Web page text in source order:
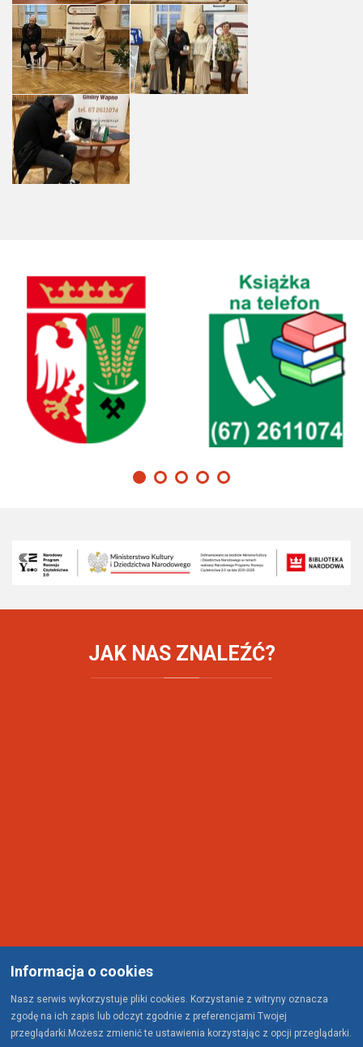
Informacja o cookies
Nasz serwis wykorzystuje pliki cookies. Korzystanie z witryny oznacza
zgodę na ich zapis lub odczyt zgodnie z preferencjami Twojej
przeglądarki.Możesz zmienić te ustawienia korzystając z opcji przeglądarki.
JAKNAS ZNALEŹĆ?